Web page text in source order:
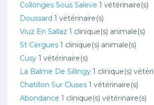
Collonges Sous Saleve 1 vétérinaire(s)
Doussard 1 vétérinaire(s)
Viuz En Sallaz 1 clinique(s) animale(s)
St Cergues 1 clinique(s) animale(s)
Cusy 1 vétérinaire(s)
La Balme De Sillingy 1 clinique(s)
Chatillon Sur Cluses 1 vétérinaire(s)
Abondance 1 clinique(s) vétérinaire(s)